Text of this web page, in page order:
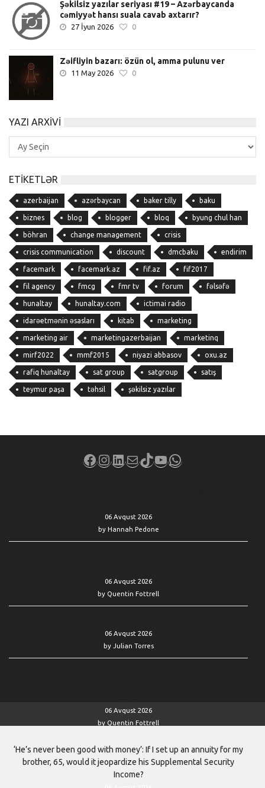
Şəkilsiz yazılar seriyası #19 – Azərbaycanda
cəmiyyət hansı suala cavab axtarır?
27 İyun 2026 0
Zəifliyin bazarı: özün ol, amma pulunu ver
11 May 2026 0
YAZI ARXIVI
Yazı
Arxivi
ETIKETLƏR
azerbaijan azərbaycan baker tilly baku
biznes blog blogger bloq byung chul han
böhran change management crisis
crisis communication discount dmcbaku endirim
facemark facemark.az fif.az fif2017
fil agency fmcg fmr tv forum fəlsəfə
hunaltay hunaltay.com ictimai radio
idarəetmənin əsasları kitab marketing
marketing air marketingazerbaijan marketinq
mirf2022 mmf2015 niyazi abbasov oxu.az
rafiq hunaltay sat group satgroup satış
teymur paşa təhsil şəkilsiz yazılar
Facebook
Instagram
LinkedIn
MailTikTok
YouTube
WhatsApp
06 Avqust 2026
by Hannah Pedone
06 Avqust 2026
by Quentin Fottrell
06 Avqust 2026
by Julian Torres
06 Avqust 2026
by Quentin Fottrell
‘He’s never been good with money’: If I set up an annuity for my
brother, 65, would it jeopardize his Supplemental Security
Income?